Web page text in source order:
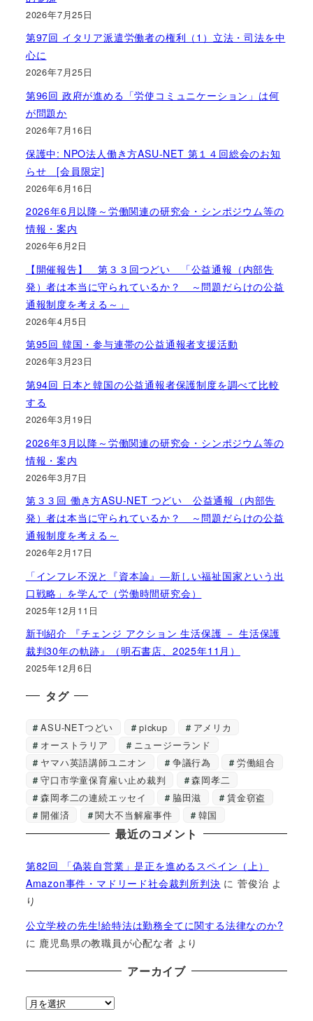
2026年7月25日
第97回 イタリア派遣労働者の権利（1）立法・司法を中
心に
2026年7月25日
第96回 政府が進める「労使コミュニケーション」は何
が問題か
2026年7月16日
保護中: NPO法人働き方ASU-NET 第１４回総会のお知
らせ [会員限定]
2026年6月16日
2026年6月以降～労働関連の研究会・シンポジウム等の
情報・案内
2026年6月2日
【開催報告】 第３３回つどい 「公益通報（内部告
発）者は本当に守られているか？ ～問題だらけの公益
通報制度を考える～」
2026年4月5日
第95回 韓国・参与連帯の公益通報者支援活動
2026年3月23日
第94回 日本と韓国の公益通報者保護制度を調べて比較
する
2026年3月19日
2026年3月以降～労働関連の研究会・シンポジウム等の
情報・案内
2026年3月7日
第３３回 働き方ASU-NET つどい 公益通報（内部告
発）者は本当に守られているか？ ～問題だらけの公益
通報制度を考える～
2026年2月17日
「インフレ不況と『資本論』―新しい福祉国家という出
口戦略」を学んで（労働時間研究会）
2025年12月11日
新刊紹介 『チェンジ アクション 生活保護 － 生活保護
裁判30年の軌跡』（明石書店、2025年11月）
2025年12月6日
タグ
ASU-NETつどい pickup
アメリカ
オーストラリア
ニュージーランド
ヤマハ英語講師ユニオン
争議行為
労働組合
守口市学童保育雇い止め裁判
森岡孝二
森岡孝二の連続エッセイ
脇田滋
賃金窃盗
開催済
関大不当解雇事件 韓国
最近のコメント
第82回 「偽装自営業」是正を進めるスペイン（上）
Amazon事件・マドリード社会裁判所判決 に菅俊治 よ
り
公立学校の先生!給特法は勤務全てに関する法律なのか?
に 鹿児島県の教職員が心配な者 より
アーカイブ
ア